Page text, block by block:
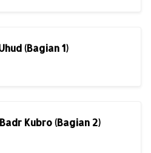
(Bagian 1)
Kubro (Bagian 2)